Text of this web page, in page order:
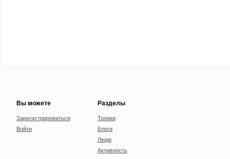
Вы можете
Зарегистрироваться
Войти
Разделы
Топики
Блоги
Люди
Активность